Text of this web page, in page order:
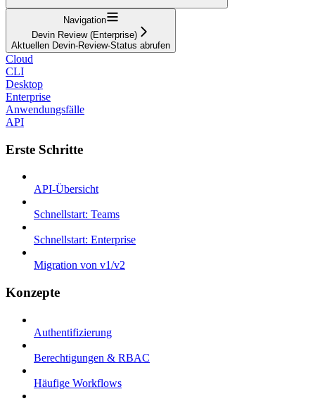
Navigation
Devin Review (Enterprise)
Aktuellen Devin-Review-Status abrufen
Cloud
CLI
Desktop
Enterprise
Anwendungsfälle
API
Erste Schritte
API-Übersicht
Schnellstart: Teams
Schnellstart: Enterprise
Migration von v1/v2
Konzepte
Authentifizierung
Berechtigungen & RBAC
Häufige Workflows